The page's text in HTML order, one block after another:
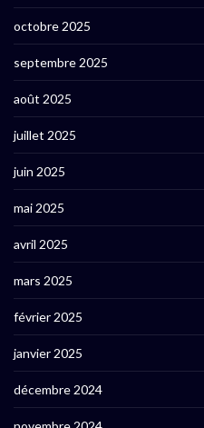
octobre 2025
septembre 2025
août 2025
juillet 2025
juin 2025
mai 2025
avril 2025
mars 2025
février 2025
janvier 2025
décembre 2024